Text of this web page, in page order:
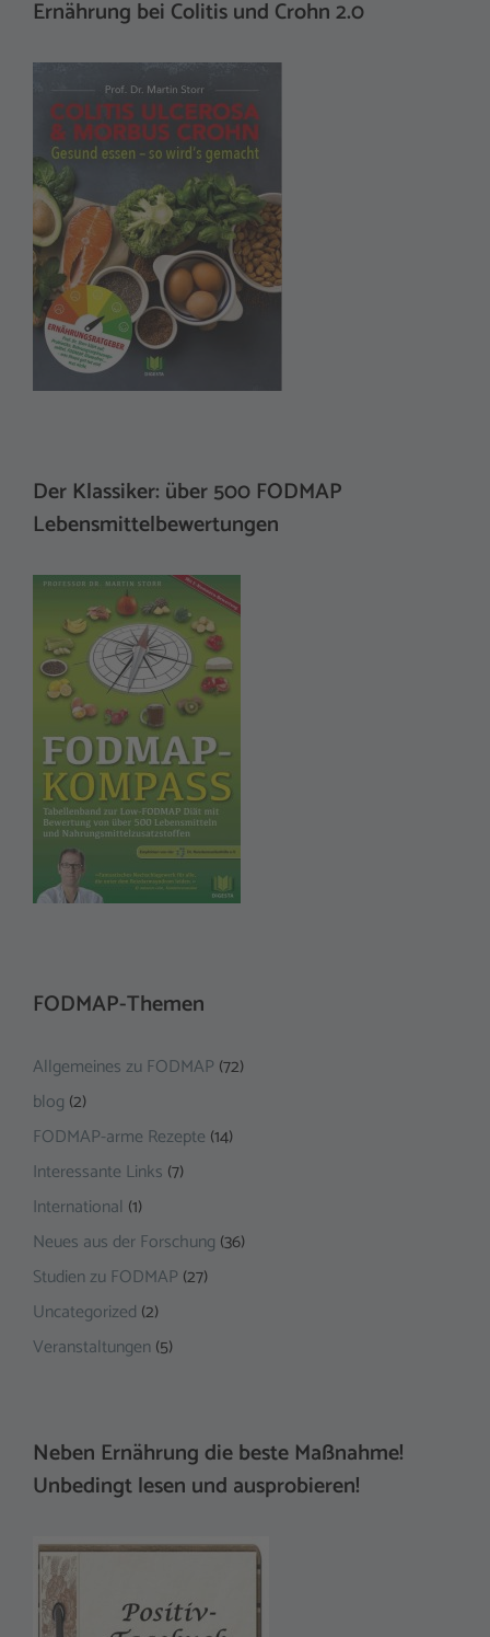
Ernährung bei Colitis und Crohn 2.0
Der Klassiker: über 500 FODMAP
Lebensmittelbewertungen
FODMAP-Themen
Allgemeines zu FODMAP (72)
blog (2)
FODMAP-arme Rezepte (14)
Interessante Links (7)
International (1)
Neues aus der Forschung (36)
Studien zu FODMAP (27)
Uncategorized (2)
Veranstaltungen (5)
Neben Ernährung die beste Maßnahme!
Unbedingt lesen und ausprobieren!